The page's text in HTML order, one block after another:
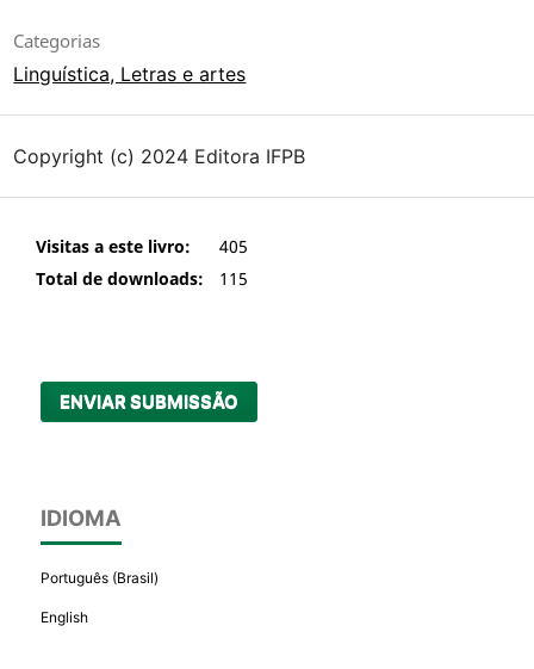
Categorias
Linguística, Letras e artes
Copyright (c) 2024 Editora IFPB
Visitas a este livro:
405
Total de downloads:
115
ENVIAR SUBMISSÃO
IDIOMA
Português (Brasil)
English